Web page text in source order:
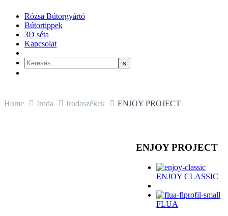
Rózsa Bútorgyártó
Bútortippek
3D séta
Kapcsolat
Home Iroda Irodaszékek ENJOY PROJECT
ENJOY PROJECT
ENJOY CLASSIC
FLUA